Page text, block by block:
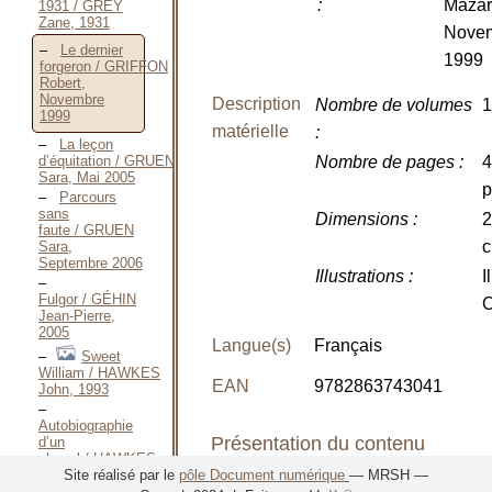
1931 / GREY
Zane, 1931
Le dernier
forgeron / GRIFFON
Robert,
Novembre
1999
La leçon
d’équitation / GRUEN
Sara, Mai 2005
Parcours
sans
faute / GRUEN
Sara,
Septembre 2006
Fulgor / GÉHIN
Jean-Pierre,
2005
Sweet
William / HAWKES
John, 1993
Autobiographie
d’un
cheval / HAWKES
John, 1995
:
1999
Description
matérielle
Nombre de volumes
:
Nombre de pages:
Dimensions:
Illustrations:
Langue(s) Français
EAN 9782863743041
Présentation du contenu
Site réalisé par le pôle Document numérique — MRSH —